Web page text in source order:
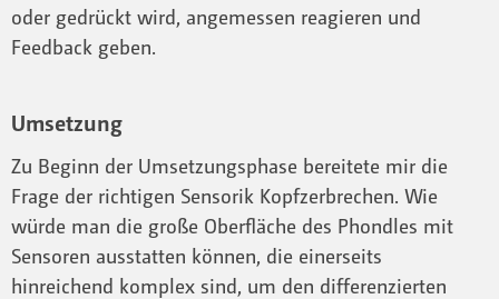
oder gedrückt wird, angemessen reagieren und
Feedback geben.
Umsetzung
Zu Beginn der Umsetzungsphase bereitete mir die
Frage der richtigen Sensorik Kopfzerbrechen. Wie
würde man die große Oberfläche des Phondles mit
Sensoren ausstatten können, die einerseits
hinreichend komplex sind, um den differenzierten